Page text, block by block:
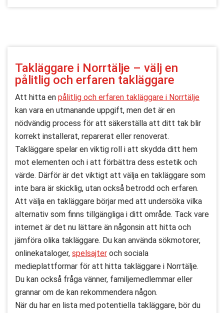
Takläggare i Norrtälje – välj en
pålitlig och erfaren takläggare
Att hitta en pålitlig och erfaren takläggare i Norrtälje
kan vara en utmanande uppgift, men det är en
nödvändig process för att säkerställa att ditt tak blir
korrekt installerat, reparerat eller renoverat.
Takläggare spelar en viktig roll i att skydda ditt hem
mot elementen och i att förbättra dess estetik och
värde. Därför är det viktigt att välja en takläggare som
inte bara är skicklig, utan också betrodd och erfaren.
Att välja en takläggare börjar med att undersöka vilka
alternativ som finns tillgängliga i ditt område. Tack vare
internet är det nu lättare än någonsin att hitta och
jämföra olika takläggare. Du kan använda sökmotorer,
onlinekataloger, spelsajter och sociala
medieplattformar för att hitta takläggare i Norrtälje.
Du kan också fråga vänner, familjemedlemmar eller
grannar om de kan rekommendera någon.
När du har en lista med potentiella takläggare, bör du